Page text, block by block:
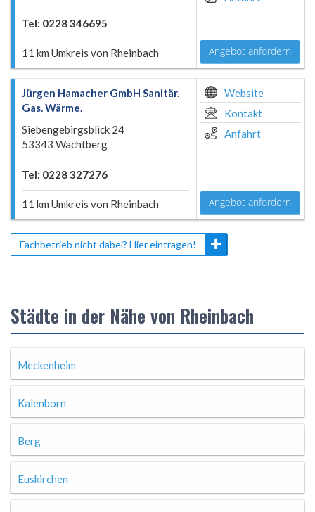
Tel: 0228 346695
11 km Umkreis von Rheinbach Angebot anfordern
Jürgen Hamacher GmbH Sanitär.
Gas. Wärme.
Siebengebirgsblick 24
53343 Wachtberg
Tel: 0228 327276
11 km Umkreis von Rheinbach
Website
Kontakt
Anfahrt
Angebot anfordern
Fachbetrieb nicht dabei? Hier eintragen!
Städte in der Nähe von Rheinbach
Meckenheim
Kalenborn
Berg
Euskirchen